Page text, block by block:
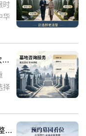
时
华
“中华永久陵园入门款墓碑亲民报价 一次性付清享折上折：超值优惠与便捷选择的完美结合”
择
中华永久陵园生态墓碑入门级方案：完整报价与一站式服务打包特惠解析